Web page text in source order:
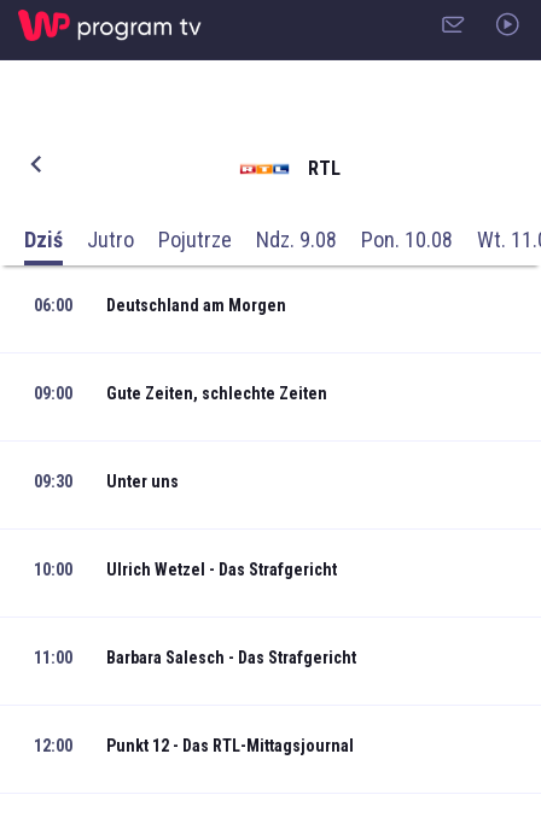
RTL
Dziś Jutro Pojutrze Ndz. 9.08 Pon. 10.08 Wt.
06:00 Deutschland am Morgen
09:00 Gute Zeiten, schlechte Zeiten
09:30 Unter uns
10:00 Ulrich Wetzel - Das Strafgericht
11:00 Barbara Salesch - Das Strafgericht
12:00 Punkt 12 - Das RTL-Mittagsjournal